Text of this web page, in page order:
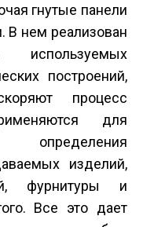
гнутые панели
В нем реализован
построений,
процесс
для
изделий,
фурнитуры и
Все это дает